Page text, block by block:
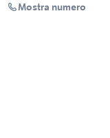
Mostra numero